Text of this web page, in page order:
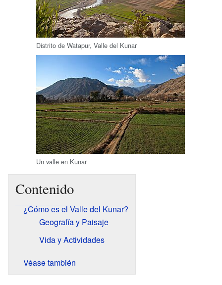
Distrito de Watapur, Valle del Kunar
Un valle en Kunar
Contenido
¿Cómo es el Valle del Kunar?
Geografía y Paisaje
Vida y Actividades
Véase también